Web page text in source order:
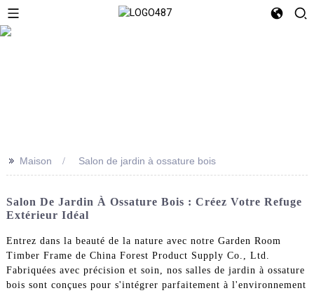
>> Maison Salon de jardin à ossature bois
Salon De Jardin À Ossature Bois : Créez Votre Refuge
Extérieur Idéal
Entrez dans la beauté de la nature avec notre Garden Room
Timber Frame de China Forest Product Supply Co., Ltd.
Fabriquées avec précision et soin, nos salles de jardin à ossature
bois sont conçues pour s'intégrer parfaitement à l'environnement